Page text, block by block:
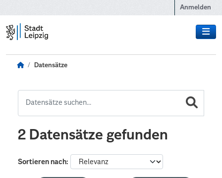
Anmelden
Datensätze
2 Datensätze gefunden
Sortieren nach